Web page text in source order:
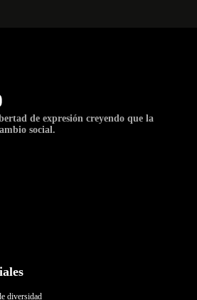
de expresión creyendo que la
social.
diversidad